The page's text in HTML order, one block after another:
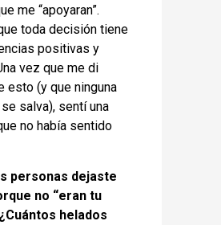
me “apoyaran”.
toda decisión tiene
positivas y
vez que me di
esto (y que ninguna
salva), sentí una
no había sentido
personas dejaste
no “eran tu
helados